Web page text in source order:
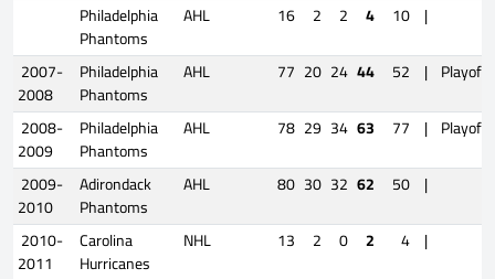
Philadelphia
Phantoms
AHL 16 2 2 4 10 |
2007-
2008
Philadelphia
Phantoms
AHL 77 20 24 44 52 | Playoffs
2008-
2009
Philadelphia
Phantoms
AHL 78 29 34 63 77 | Playoffs
2009-
2010
Adirondack
Phantoms
AHL 80 30 32 62 50 |
2010-
2011
Carolina
Hurricanes
NHL 13 2 0 2 4 |